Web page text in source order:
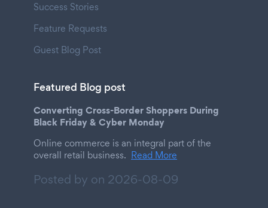
Success Stories
Feature Requests
Guest Blog Post
Featured Blog post
Converting Cross-Border Shoppers During
Black Friday & Cyber Monday
Online commerce is an integral part of the
overall retail business. Read More
Posted by on 2026-08-09